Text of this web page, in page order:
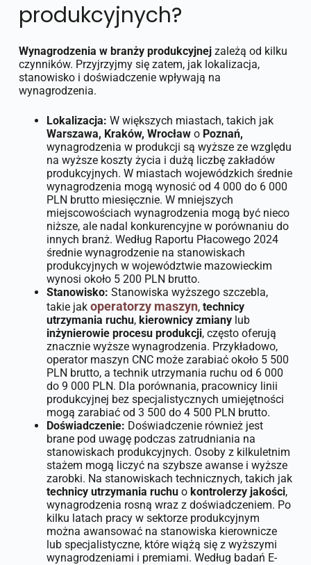
produkcyjnych?
Wynagrodzenia w branży produkcyjnejzależą od kilku
czynników. Przyjrzyjmy się zatem, jak lokalizacja,
stanowisko i doświadczenie wpływają na
wynagrodzenia.
Lokalizacja: W większych miastach, takich jak
Warszawa, Kraków, Wrocław oPoznań,
wynagrodzenia w produkcji są wyższe ze względu
na wyższe koszty życia i dużą liczbę zakładów
produkcyjnych. W miastach wojewódzkich średnie
wynagrodzenia mogą wynosić od 4 000 do 6 000
PLN brutto miesięcznie. W mniejszych
miejscowościach wynagrodzenia mogą być nieco
niższe, ale nadal konkurencyjne w porównaniu do
innych branż. Według Raportu Płacowego 2024
średnie wynagrodzenie na stanowiskach
produkcyjnych w województwie mazowieckim
wynosi około 5 200 PLN brutto.
Stanowisko: Stanowiska wyższego szczebla,
takie jak operatorzy maszyn, technicy
utrzymania ruchu, kierownicy zmianylub
inżynierowie procesu produkcji, często oferują
znacznie wyższe wynagrodzenia. Przykładowo,
operator maszyn CNC może zarabiać około 5 500
PLN brutto, a technik utrzymania ruchu od 6 000
do 9 000 PLN. Dla porównania, pracownicy linii
produkcyjnej bez specjalistycznych umiejętności
mogą zarabiać od 3 500 do 4 500 PLN brutto.
Doświadczenie: Doświadczenie również jest
brane pod uwagę podczas zatrudniania na
stanowiskach produkcyjnych. Osoby z kilkuletnim
stażem mogą liczyć na szybsze awanse i wyższe
zarobki. Na stanowiskach technicznych, takich jak
technicy utrzymania ruchuo kontrolerzy jakości,
wynagrodzenia rosną wraz z doświadczeniem. Po
kilku latach pracy w sektorze produkcyjnym
można awansować na stanowiska kierownicze
lub specjalistyczne, które wiążą się z wyższymi
wynagrodzeniami i premiami. Według badań E-